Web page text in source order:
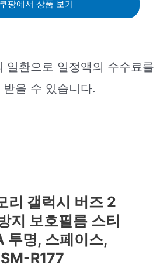
쿠팡에서 상품 보기
일환으로 일정액의 수수료를
받을 수 있습니다.
리 갤럭시 버즈 2
지 보호필름 스티
투명, 스페이스,
R177